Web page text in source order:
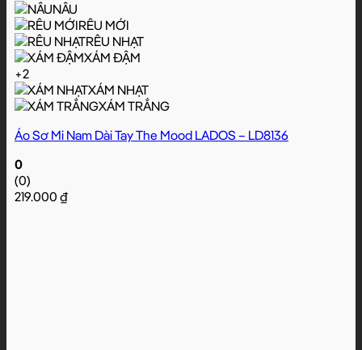
NÂU
RÊU MỚI
RÊU NHẠT
XÁM ĐẬM
+2
XÁM NHẠT
XÁM TRẮNG
Áo Sơ Mi Nam Dài Tay The Mood LADOS – LD8136
0
(0)
219.000 ₫